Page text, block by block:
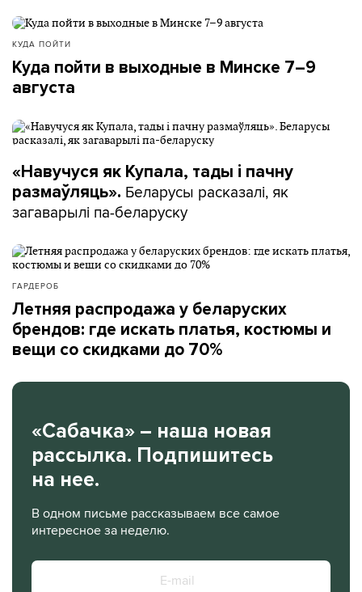
КУДА ПОЙТИ
Куда пойти в выходные в Минске 7–9
августа
«Навучуся як Купала, тады і пачну
размаўляць». Беларусы расказалі, як
загаварылі па-беларуску
ГАРДЕРОБ
Летняя распродажа у беларуских
брендов: где искать платья, костюмы и
вещи со скидками до 70%
«Сабачка» – наша новая
рассылка. Подпишитесь
на нее.
В одном письме рассказываем все самое
интересное за неделю.